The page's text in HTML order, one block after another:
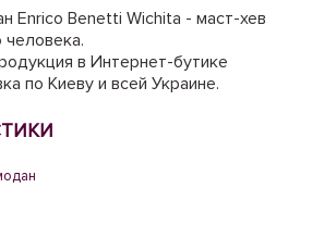
Enrico Benetti Wichita - маст-хев
в Интернет-бутике
по Киеву и всей Украине.